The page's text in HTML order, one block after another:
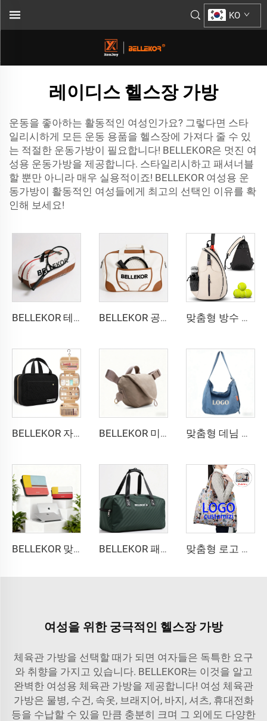
KO
레이디스 헬스장 가방
운동을 좋아하는 활동적인 여성인가요? 그렇다면 스타
일리시하게 모든 운동 용품을 헬스장에 가져다 줄 수 있
는 적절한 운동가방이 필요합니다! BELLEKOR은 멋진 여
성용 운동가방을 제공합니다. 스타일리시하고 패셔너블
할 뿐만 아니라 매우 실용적이죠! BELLEKOR 여성용 운
동가방이 활동적인 여성들에게 최고의 선택인 이유를 확
인해 보세요!
BELLEKOR 테니스백 독점 맞춤 제작 - 디자인에서 납품까지 브랜드 전 과정 강화 BELLEKOR 공장은 전문 테니스백(다기능 더블 숄더 스타일)을 설계합니다 맞춤형 방수 폴리에스터 테니스 슬링 백팩 포ータ블 크로스바디 가방 남녀 공용 테니스 배드민턴 수납 가능
BELLEKOR 자수 디자인 메이크업 파우치 (우아한 여행용 스타일) BELLEKOR 미니멀 스타일 크로스바디 백 맞춤형 데님 가방: 빈티지 워싱 데님 숄더백: 로고 자수/프린팅 지원 직판 판매
BELLEKOR 맞춤형 PU 가죽 노트북 슬리브 13-14인치 | 프리미엄 스냅온 폴리오 커버 | 다채색 로고 디보스 가능 BELLEKOR 패션 여행 가방 맞춤형 로고 이미지 친환경 접이식 카툰 쇼핑백 편리한 공장 디자인
여성을 위한 궁극적인 헬스장 가방
체육관 가방을 선택할 때가 되면 여자들은 독특한 요구
와 취향을 가지고 있습니다. BELLEKOR는 이것을 알고
완벽한 여성용 체육관 가방을 제공합니다! 여성 체육관
가방은 물병, 수건, 속옷, 브래지어, 바지, 셔츠, 휴대전화
등을 수납할 수 있을 만큼 충분히 크며 그 외에도 다양한